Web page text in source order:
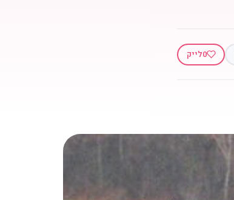
0לייק